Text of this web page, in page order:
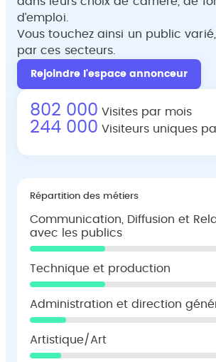
d’emploi.
Vous touchez ainsi un public
par ces secteurs.
Rejoindre l'espace annonceur
802 000 Visites par mois
244 000 Visiteurs uniques
Répartition des métiers
Communication, Diffusion et
avec les publics
Technique et production
Administration et direction
Artistique/Art